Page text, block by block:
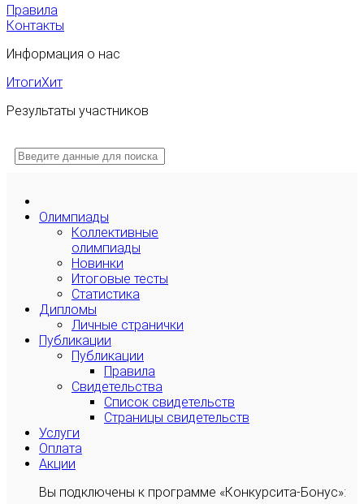
Правила
Контакты
Информация о нас
ИтогиХит
Результаты участников
Олимпиады
Коллективные
олимпиады
Новинки
Итоговые тесты
Статистика
Дипломы
Личные странички
Публикации
Публикации
Правила
Свидетельства
Список свидетельств
Страницы свидетельств
Услуги
Оплата
Акции
Вы подключены к программе «Конкурсита-Бонус»: